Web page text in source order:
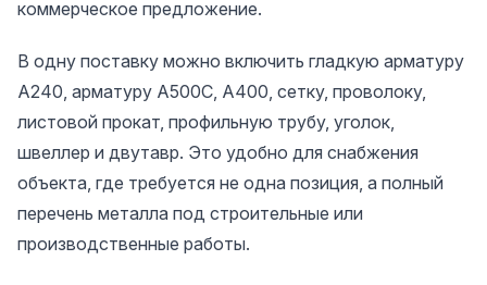
коммерческое предложение.
В одну поставку можно включить гладкую арматуру
А240, арматуру А500С, А400, сетку, проволоку,
листовой прокат, профильную трубу, уголок,
швеллер и двутавр. Это удобно для снабжения
объекта, где требуется не одна позиция, а полный
перечень металла под строительные или
производственные работы.